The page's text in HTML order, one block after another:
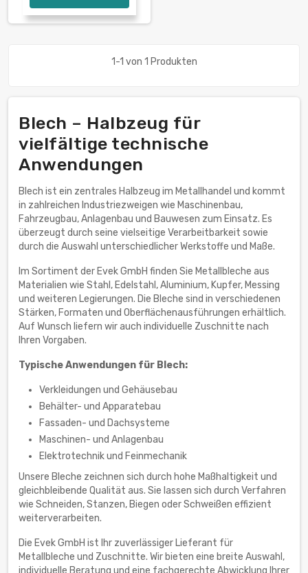
1-1 von 1 Produkten
Blech – Halbzeug für
vielfältige technische
Anwendungen
Blech ist ein zentrales Halbzeug im Metallhandel und kommt
in zahlreichen Industriezweigen wie Maschinenbau,
Fahrzeugbau, Anlagenbau und Bauwesen zum Einsatz. Es
überzeugt durch seine vielseitige Verarbeitbarkeit sowie
durch die Auswahl unterschiedlicher Werkstoffe und Maße.
Im Sortiment der Evek GmbH finden Sie Metallbleche aus
Materialien wie Stahl, Edelstahl, Aluminium, Kupfer, Messing
und weiteren Legierungen. Die Bleche sind in verschiedenen
Stärken, Formaten und Oberflächenausführungen erhältlich.
Auf Wunsch liefern wir auch individuelle Zuschnitte nach
Ihren Vorgaben.
Typische Anwendungen für Blech:
Verkleidungen und Gehäusebau
Behälter- und Apparatebau
Fassaden- und Dachsysteme
Maschinen- und Anlagenbau
Elektrotechnik und Feinmechanik
Unsere Bleche zeichnen sich durch hohe Maßhaltigkeit und
gleichbleibende Qualität aus. Sie lassen sich durch Verfahren
wie Schneiden, Stanzen, Biegen oder Schweißen effizient
weiterverarbeiten.
Die Evek GmbH ist Ihr zuverlässiger Lieferant für
Metallbleche und Zuschnitte. Wir bieten eine breite Auswahl,
individuelle Beratung und eine fachgerechte Abwicklung Ihrer